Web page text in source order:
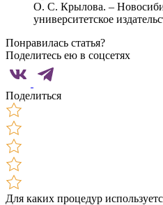
О. С. Крылова. –
университетское
Понравилась статья?
Поделитесь ею в соцсетях
Поделиться
Для каких процедур